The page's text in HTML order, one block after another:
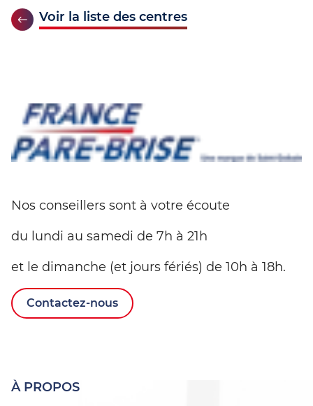
Voir la liste des centres
Nos conseillers sont à votre écoute
du lundi au samedi de 7h à 21h
et le dimanche (et jours fériés) de 10h à 18h.
Contactez-nous
À PROPOS